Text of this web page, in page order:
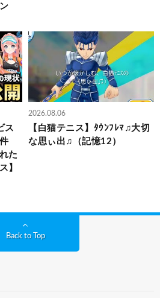
ス
件
た
】
2026.08.06
【白猫テニス】ﾀｳﾝﾌﾚﾏ♫大切
な思ぃ出♫（記憶12）
Back to Top